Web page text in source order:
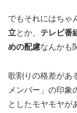
でもそれにはちゃ
立とか、 テレビ番
めの配慮なんかも
歌割りの格差があ
メンバー」の印象
としたモヤモヤが